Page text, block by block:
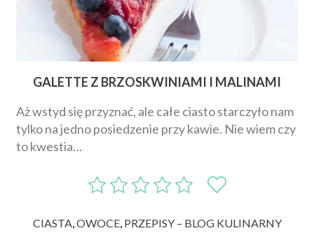
GALETTE Z BRZOSKWINIAMI I MALINAMI
Aż wstyd się przyznać, ale całe ciasto starczyło nam
tylko na jedno posiedzenie przy kawie. Nie wiem czy
to kwestia…
CIASTA,OWOCE, PRZEPISY – BLOG KULINARNY